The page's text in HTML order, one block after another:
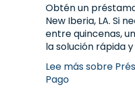
Obtén un
New Iberia, LA. Si
entre quincenas,
la solución rápida
E. Admiral Doyle
llámanos(337)
información.
Lee más sobre
Pago